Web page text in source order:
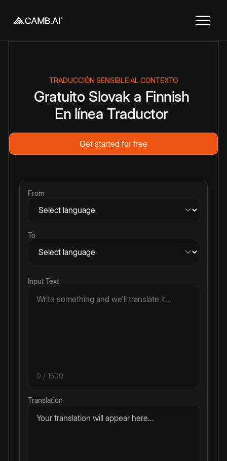
TRADUCCIÓN SENSIBLE AL CONTEXTO
Gratuito Slovak a Finnish
En línea Traductor
Get started for free
From
To
Input Text
0 / 1500
Translation
Your translation will appear here...